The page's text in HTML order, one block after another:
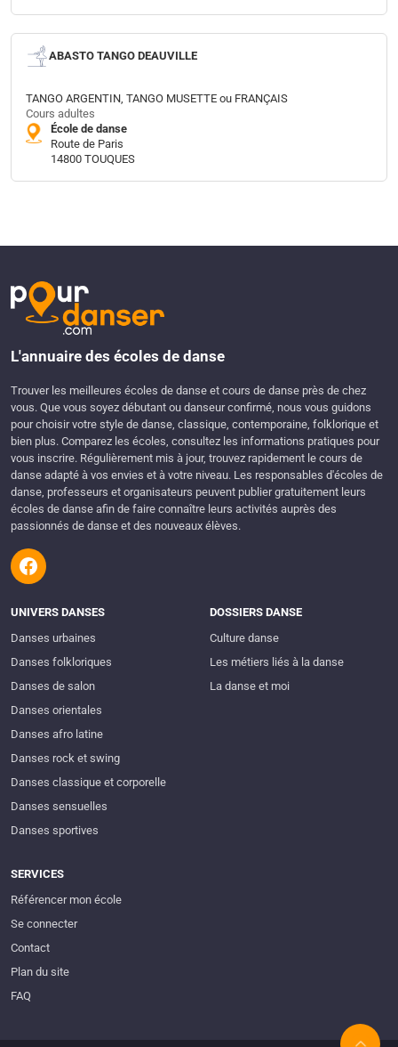
ABASTO TANGO DEAUVILLE
TANGO ARGENTIN, TANGO MUSETTE ou FRANÇAIS
Cours adultes
École de danse
Route de Paris
14800 TOUQUES
L'annuaire des écoles de danse
Trouver les meilleures écoles de danse et cours de danse près de chez
vous. Que vous soyez débutant ou danseur confirmé, nous vous guidons
pour choisir votre style de danse, classique, contemporaine, folklorique et
bien plus. Comparez les écoles, consultez les informations pratiques pour
vous inscrire. Régulièrement mis à jour, trouvez rapidement le cours de
danse adapté à vos envies et à votre niveau. Les responsables d'écoles de
danse, professeurs et organisateurs peuvent publier gratuitement leurs
écoles de danse afin de faire connaître leurs activités auprès des
passionnés de danse et des nouveaux élèves.
UNIVERS DANSES
Danses urbaines
Danses folkloriques
Danses de salon
Danses orientales
Danses afro latine
Danses rock et swing
Danses classique et corporelle
Danses sensuelles
Danses sportives
DOSSIERS DANSE
Culture danse
Les métiers liés à la danse
La danse et moi
SERVICES
Référencer mon école
Se connecter
Contact
Plan du site
FAQ